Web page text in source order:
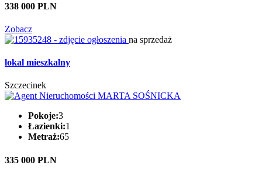
338 000 PLN
Zobacz
na sprzedaż
lokal mieszkalny
Szczecinek
Pokoje:3
Łazienki:1
Metraż:65
335 000 PLN